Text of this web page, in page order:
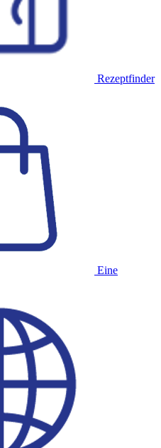
Rezeptfinder
Eine